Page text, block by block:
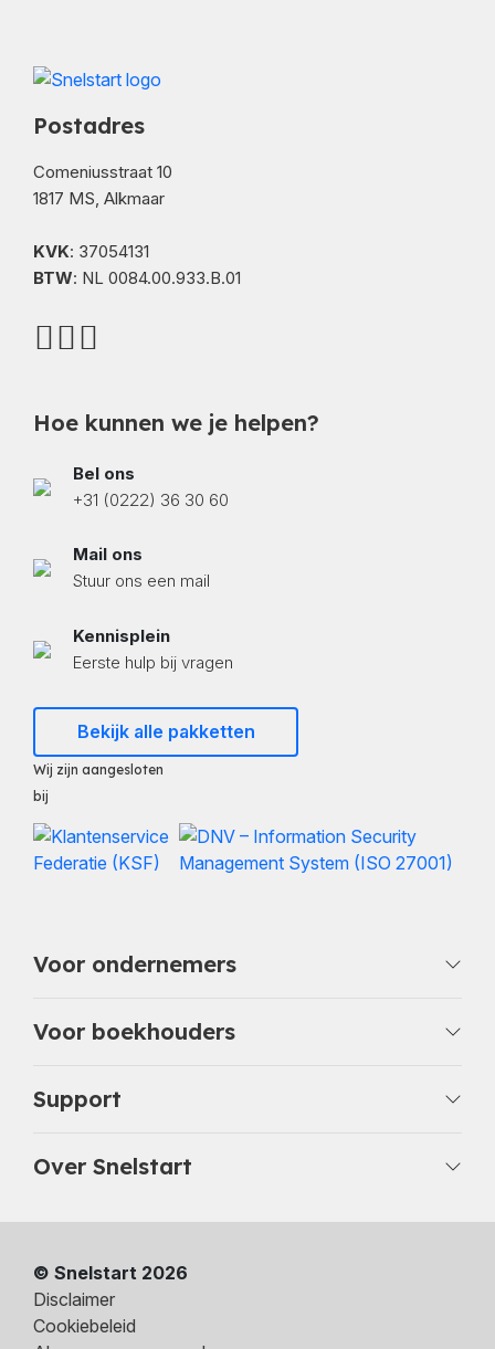
Postadres
Comeniusstraat 10
1817 MS, Alkmaar
KVK: 37054131
BTW: NL 0084.00.933.B.01
Hoe kunnen we je helpen?
Bel ons
+31 (0222) 36 30 60
Mail ons
Stuur ons een mail
Kennisplein
Eerste hulp bij vragen
Bekijk alle pakketten
Wij zijn aangesloten
bij
Voor ondernemers
Voor boekhouders
Support
Over Snelstart
© Snelstart 2026
Disclaimer
Cookiebeleid